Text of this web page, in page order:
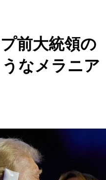
前大統領の
なメラニア